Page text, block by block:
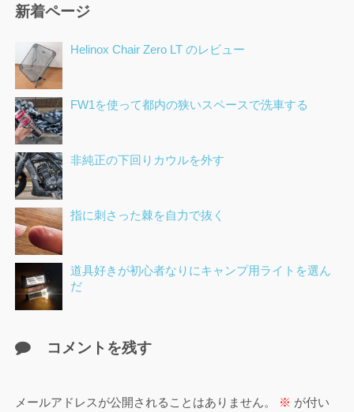
新着ページ
Helinox Chair Zero LT のレビュー
FW1を使って都内の狭いスペースで洗車する
非純正の下回りカウルを外す
指に刺さった棘を自力で抜く
道具好きが初心者なりにキャンプ用ライトを選ん
だ
コメントを残す
メールアドレスが公開されることはありません。 ※ が付い